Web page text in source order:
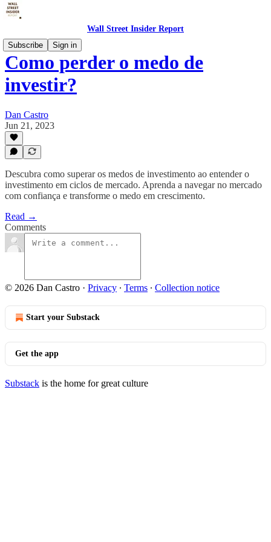
Wall Street Insider Report
Subscribe
Sign in
Como perder o medo de
investir?
Dan Castro
Jun 21, 2023
Descubra como superar os medos de investimento ao entender o
investimento em ciclos de mercado. Aprenda a navegar no mercado
com confiança e transforme o medo em crescimento.
Read →
Comments
© 2026 Dan Castro · Privacy ∙ Terms ∙ Collection notice
Start your Substack
Get the app
Substack is the home for great culture